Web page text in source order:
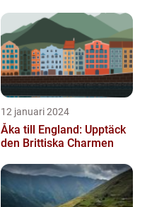
12 januari 2024
Åka till England: Upptäck
den Brittiska Charmen